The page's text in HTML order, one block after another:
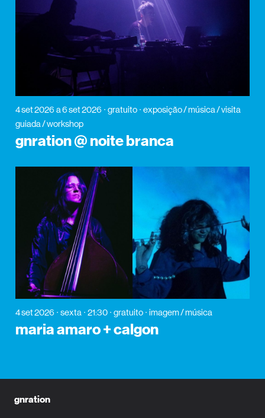
4 set 2026 a 6 set 2026 gratuito
exposição / música / visita
guiada / workshop
gnration @ noite branca
4 set 2026 sexta 21:30 gratuito imagem / música
maria amaro + calgon
gnration